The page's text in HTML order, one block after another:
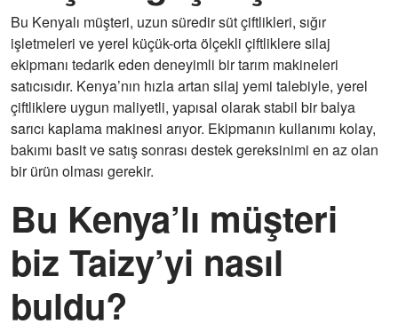
Bu Kenyalı müşteri, uzun süredir süt çiftlikleri, sığır
işletmeleri ve yerel küçük-orta ölçekli çiftliklere silaj
ekipmanı tedarik eden deneyimli bir tarım makineleri
satıcısıdır. Kenya’nın hızla artan silaj yemi talebiyle, yerel
çiftliklere uygun maliyetli, yapısal olarak stabil bir balya
sarıcı kaplama makinesi arıyor. Ekipmanın kullanımı kolay,
bakımı basit ve satış sonrası destek gereksinimi en az olan
bir ürün olması gerekir.
Bu Kenya’lı müşteri
biz Taizy’yi nasıl
buldu?